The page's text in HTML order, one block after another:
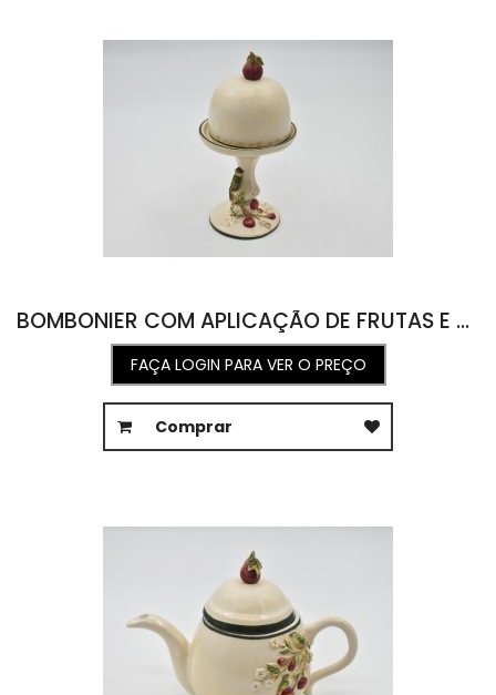
BOMBONIER COM APLICAÇÃO DE FRUTAS E PÁSSARO 10L X 10,5C X 19,5A
FAÇA LOGIN PARA VER O PREÇO
Comprar